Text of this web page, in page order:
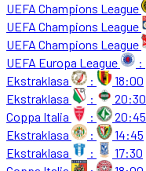
UEFA Champions League
UEFA Champions League
UEFA Champions League
UEFA Europa League
:
Ekstraklasa
:
18:00
Ekstraklasa
:
20:30
Coppa Italia
:
20:45
Ekstraklasa
:
14:45
Ekstraklasa
:
17:30